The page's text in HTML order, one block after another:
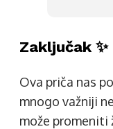
Zaključak ✨
Ova priča nas
mnogo važniji
može promeniti